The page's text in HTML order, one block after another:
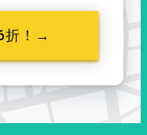
折！→